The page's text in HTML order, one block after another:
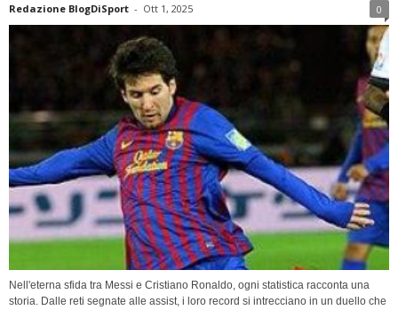
Redazione BlogDiSport - Ott 1, 2025 0
Nell'eterna sfida tra Messi e Cristiano Ronaldo, ogni statistica racconta una
storia. Dalle reti segnate alle assist, i loro record si intrecciano in un duello che